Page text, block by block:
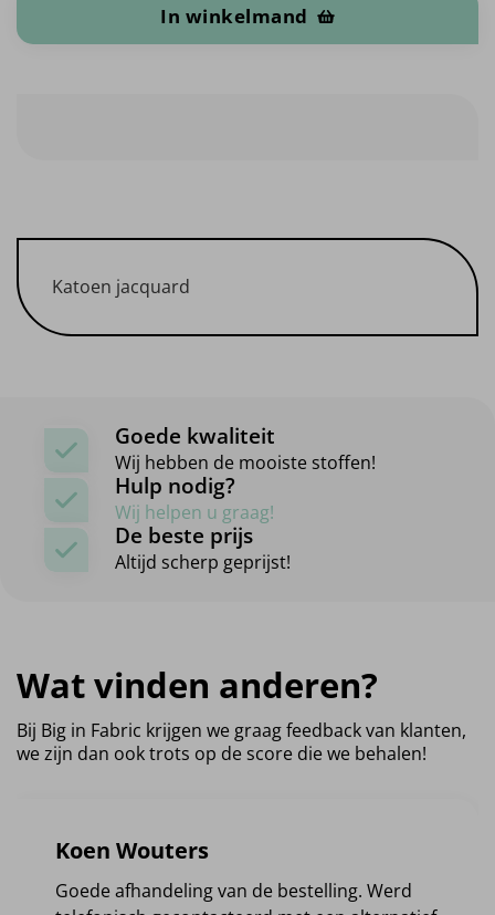
In winkelmand
Katoen jacquard
Goede kwaliteit
Wij hebben de mooiste stoffen!
Hulp nodig?
Wij helpen u graag!
De beste prijs
Altijd scherp geprijst!
Wat vinden anderen?
Bij Big in Fabric krijgen we graag feedback van klanten,
we zijn dan ook trots op de score die we behalen!
Koen Wouters
Goede afhandeling van de bestelling. Werd